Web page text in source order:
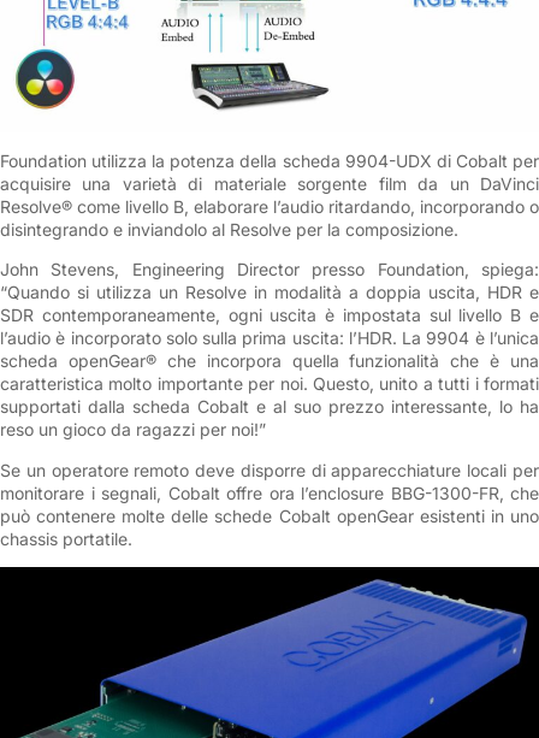
Foundation utilizza la potenza della scheda 9904-UDX di Cobalt per
acquisire una varietà di materiale sorgente film da un DaVinci
Resolve® come livello B, elaborare l’audio ritardando, incorporando o
disintegrando e inviandolo al Resolve per la composizione.
John Stevens, Engineering Director presso Foundation, spiega:
“Quando si utilizza un Resolve in modalità a doppia uscita, HDR e
SDR contemporaneamente, ogni uscita è impostata sul livello B e
l’audio è incorporato solo sulla prima uscita: l’HDR. La 9904 è l’unica
scheda openGear® che incorpora quella funzionalità che è una
caratteristica molto importante per noi. Questo, unito a tutti i formati
supportati dalla scheda Cobalt e al suo prezzo interessante, lo ha
reso un gioco da ragazzi per noi!”
Se un operatore remoto deve disporre di apparecchiature locali per
monitorare i segnali, Cobalt offre ora l’enclosure BBG-1300-FR, che
può contenere molte delle schede Cobalt openGear esistenti in uno
chassis portatile.